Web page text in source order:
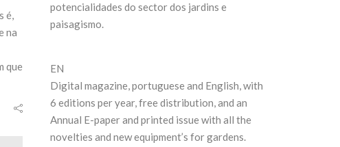
é,
na
que
potencialidades do sector dos jardins e
paisagismo.
EN
Digital magazine, portuguese and English, with
6 editions per year, free distribution, and an
Annual E-paper and printed issue with all the
novelties and new equipment’s for gardens.